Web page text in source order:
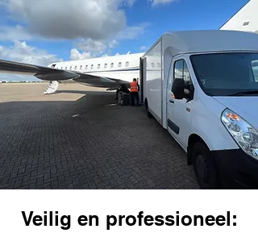
Veilig en professioneel: